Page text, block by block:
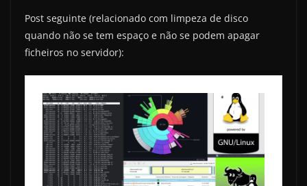
Post seguinte (relacionado com limpeza de disco
quando não se tem espaço e não se podem apagar
ficheiros no servidor):